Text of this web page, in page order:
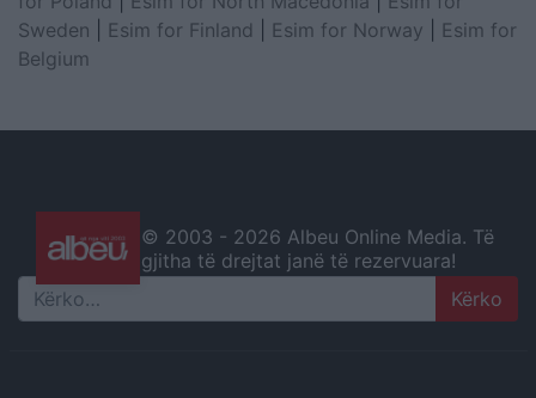
Sweden
Esim for Finland Esim for Norway
Esim for
Belgium
© 2003 - 2026 Albeu Online Media. Të
gjitha të drejtat janë të rezervuara!
Search